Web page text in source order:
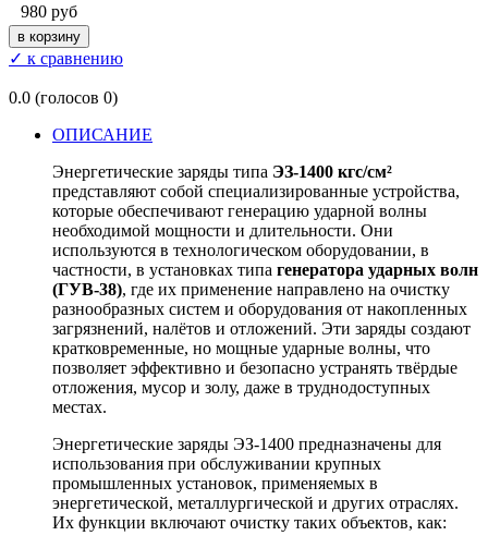
980 руб
✓ к сравнению
0.0 (голосов 0)
ОПИСАНИЕ
Энергетические заряды типа ЭЗ-1400 кгс/см²
представляют собой специализированные устройства,
которые обеспечивают генерацию ударной волны
необходимой мощности и длительности. Они
используются в технологическом оборудовании, в
частности, в установках типа генератора ударных волн
(ГУВ-38), где их применение направлено на очистку
разнообразных систем и оборудования от накопленных
загрязнений, налётов и отложений. Эти заряды создают
кратковременные, но мощные ударные волны, что
позволяет эффективно и безопасно устранять твёрдые
отложения, мусор и золу, даже в труднодоступных
местах.
Энергетические заряды ЭЗ-1400 предназначены для
использования при обслуживании крупных
промышленных установок, применяемых в
энергетической, металлургической и других отраслях.
Их функции включают очистку таких объектов, как: